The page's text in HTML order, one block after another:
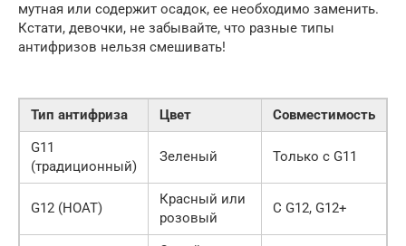
мутная или содержит осадок, ее необходимо заменить.
Кстати, девочки, не забывайте, что разные типы
антифризов нельзя смешивать!
Тип антифриза Цвет
Совместимость
G11
(традиционный)
Зеленый Только с G11
G12 (HOAT)
Красный или
розовый
С G12, G12+